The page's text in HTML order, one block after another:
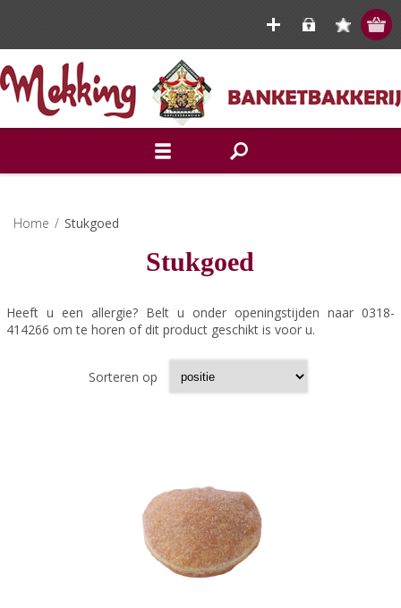
Home / Stukgoed
Stukgoed
Heeft u een allergie? Belt u onder openingstijden naar 0318-
414266 om te horen of dit product geschikt is voor u.
Sorteren op